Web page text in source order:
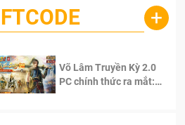
+
Võ Lâm Truyền Kỳ 2.0
PC chính thức ra mắt: